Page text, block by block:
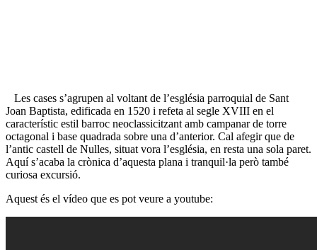
Les cases s’agrupen al voltant de l’església parroquial de Sant
Joan Baptista, edificada en 1520 i refeta al segle XVIII en el
característic estil barroc neoclassicitzant amb campanar de torre
octagonal i base quadrada sobre una d’anterior. Cal afegir que de
l’antic castell de Nulles, situat vora l’església, en resta una sola paret.
Aquí s’acaba la crònica d’aquesta plana i tranquil·la però també
curiosa excursió.
Aquest és el vídeo que es pot veure a youtube: